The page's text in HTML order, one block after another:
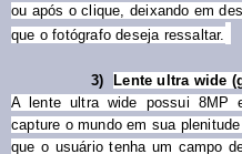
ou após o clique, deixando em
que o fotógrafo deseja ressaltar.
3)
Lente ultra wide
A lente ultra wide possui 8MP
capture o mundo em sua
que o usuário tenha um campo